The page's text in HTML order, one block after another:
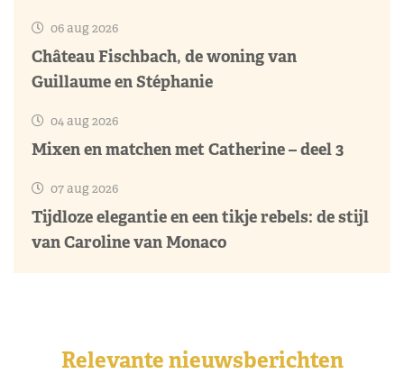
06 aug 2026
Château Fischbach, de woning van
Guillaume en Stéphanie
04 aug 2026
Mixen en matchen met Catherine – deel 3
07 aug 2026
Tijdloze elegantie en een tikje rebels: de stijl
van Caroline van Monaco
Relevante nieuwsberichten